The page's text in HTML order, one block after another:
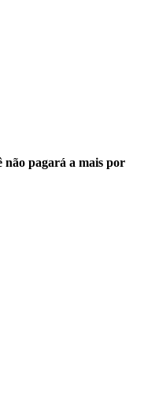
não pagará a mais por